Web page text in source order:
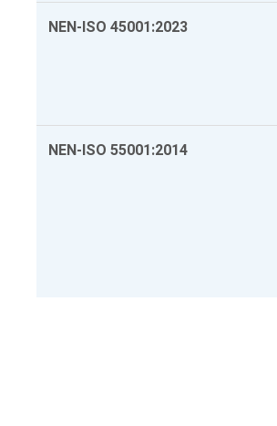
NEN-ISO 45001:2023
NEN-ISO 55001:2014